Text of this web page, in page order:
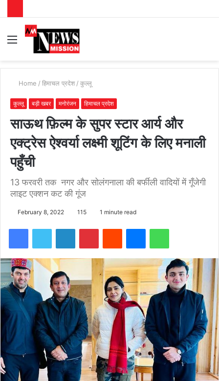
Menu
Home / हिमाचल प्रदेश / कुल्लू
कुल्लू बड़ी खबर मनोरंजन हिमाचल प्रदेश
साऊथ फ़िल्म के सुपर स्टार आर्य और
एक्ट्रेस ऐश्वर्या लक्ष्मी शूटिंग के लिए मनाली
पहुँची
13 फरवरी तक नगर और सोलंगनाला की बर्फीली वादियों में गूँजेगी
लाइट एक्शन कट की गूंज
February 8, 2022 115 1 minute read